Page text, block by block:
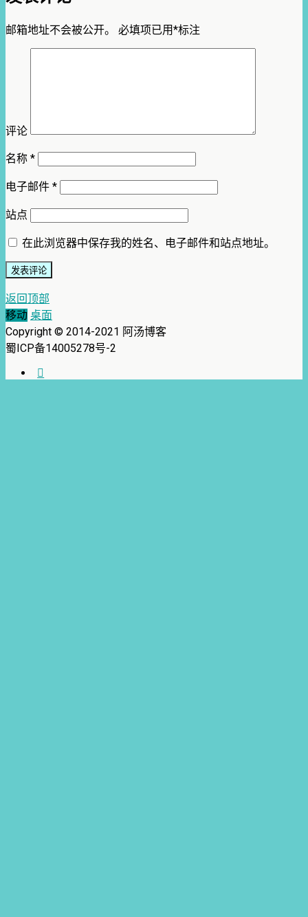
邮箱地址不会被公开。 必填项已用*标注
评论
名称 *
电子邮件 *
站点
在此浏览器中保存我的姓名、电子邮件和站点地址。
返回顶部
移动 桌面
Copyright © 2014-2021 阿汤博客
蜀ICP备14005278号-2